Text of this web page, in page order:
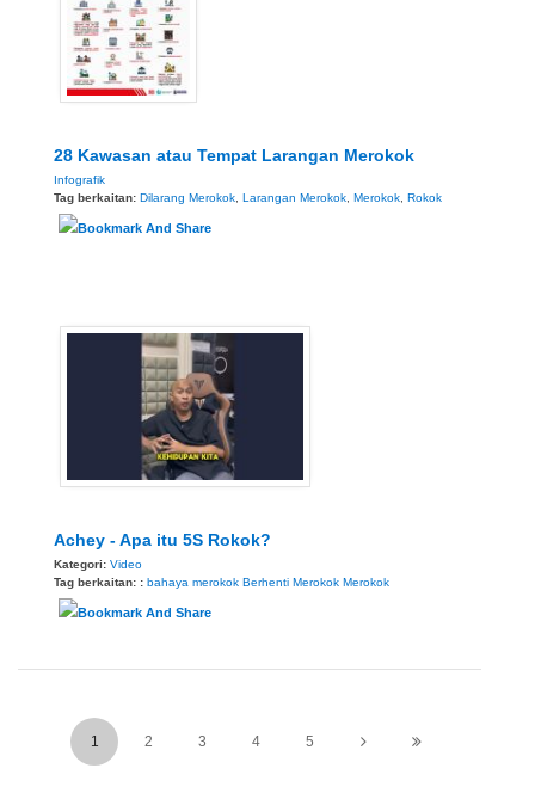
28 Kawasan atau Tempat Larangan Merokok
Infografik
Tag berkaitan: Dilarang Merokok Larangan Merokok Merokok Rokok
Achey - Apa itu 5S Rokok?
Kategori: Video
Tag berkaitan: : bahaya merokok Berhenti Merokok Merokok
1 2 3 4 5